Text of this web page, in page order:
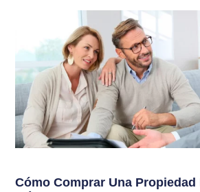
Cómo Comprar Una Propiedad